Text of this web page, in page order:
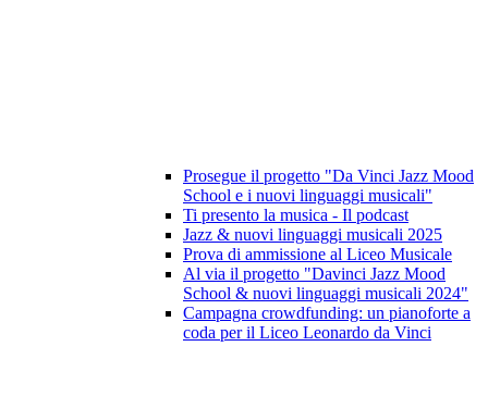
Prosegue il progetto "Da Vinci Jazz Mood
School e i nuovi linguaggi musicali"
Ti presento la musica - Il podcast
Jazz & nuovi linguaggi musicali 2025
Prova di ammissione al Liceo Musicale
Al via il progetto "Davinci Jazz Mood
School & nuovi linguaggi musicali 2024"
Campagna crowdfunding: un pianoforte a
coda per il Liceo Leonardo da Vinci